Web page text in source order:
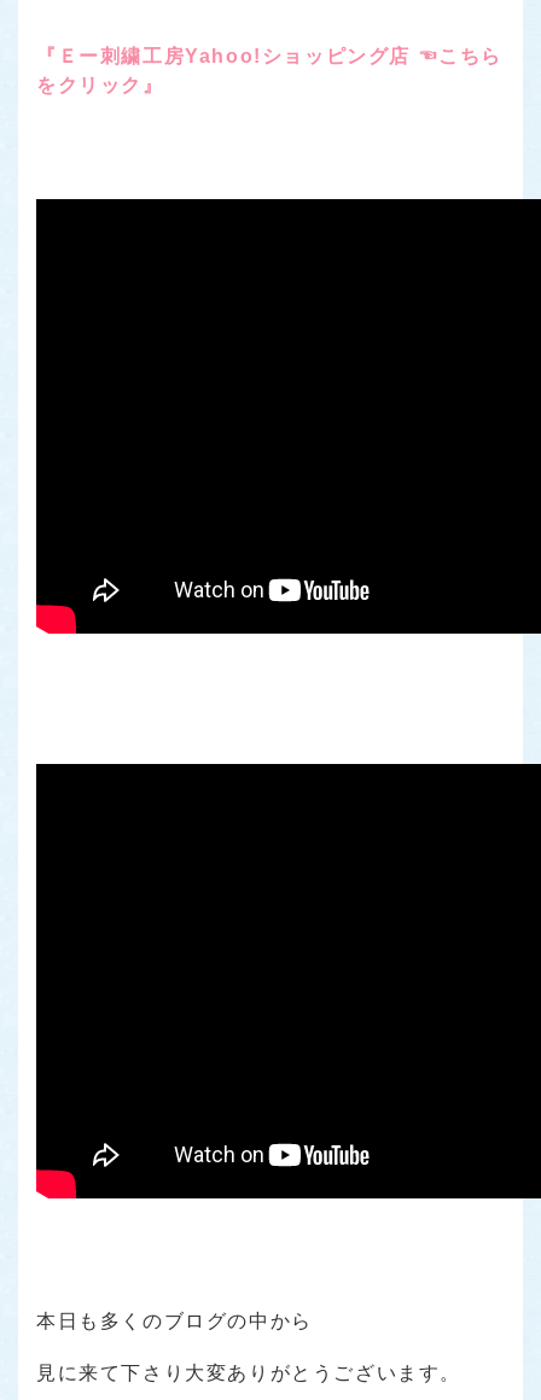
『Ｅー刺繍工房Yahoo!ショッピング店 ☜こちら
をクリック』
本日も多くのブログの中から
見に来て下さり大変ありがとうございます。